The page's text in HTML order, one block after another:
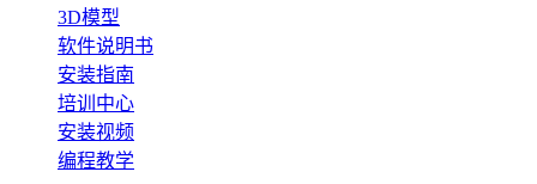
3D模型
软件说明书
安装指南
培训中心
安装视频
编程教学